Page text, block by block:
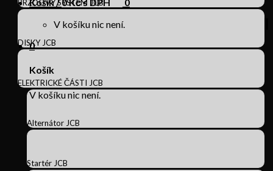
V košíku nic není.
0
Košík
V košíku nic není.
BRZDOVÝ SYSTÉM JCB
DISKY JCB
ELEKTRICKÉ ČÁSTI JCB
Alternátor JCB
Startér JCB